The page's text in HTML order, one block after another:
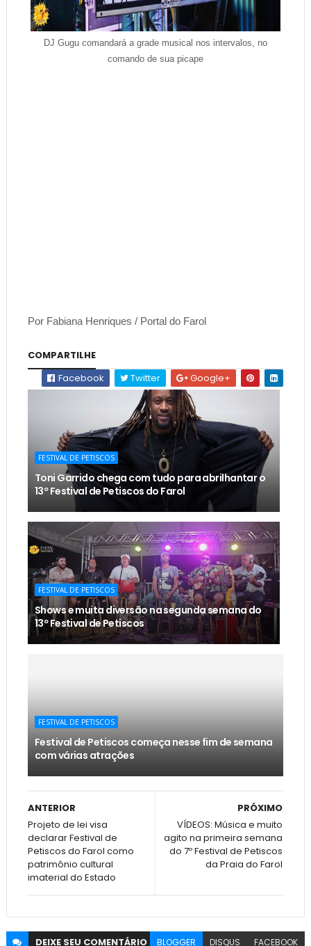
DJ Gugu comandará a grade musical nos intervalos, no
comando de sua picape
Por Fabiana Henriques / Portal do Farol
COMPARTILHE
Facebook
Twitter Google+
FESTIVAL DE PETISCOS
Toni Garrido chega com tudo para abrilhantar o
13º Festival de Petiscos do Farol
FESTIVAL DE PETISCOS
Shows e muita diversão na segunda semana do
13º Festival de Petiscos
FESTIVAL DE PETISCOS
Festival de Petiscos começa nesse fim de semana
com várias atrações
PRÓXIMO
VÍDEOS: Música e muito
agito na primeira semana
do 7º Festival de Petiscos
da Praia do Farol
ANTERIOR
Projeto de lei visa
declarar Festival de
Petiscos do Farol como
patrimônio cultural
imaterial do Estado
DEIXE SEU COMENTÁRIO BLOGGER DISQUS FACEBOOK